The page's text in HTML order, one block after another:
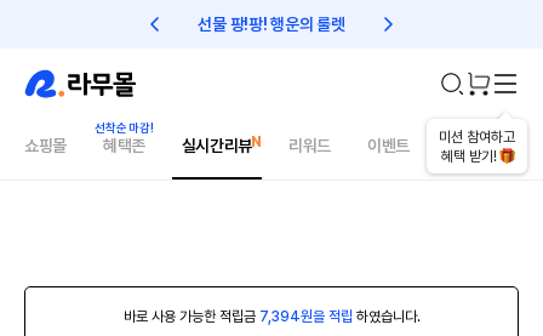
선물 팡!팡! 행운의 룰렛 친구초대 1만원 리워드!
미션 참여하고
혜택 받기!
쇼핑몰 혜택존 실시간리뷰 리워드 이벤트 건강매거진
바로 사용 가능한 적립금 7,394원을 적립 하였습니다.